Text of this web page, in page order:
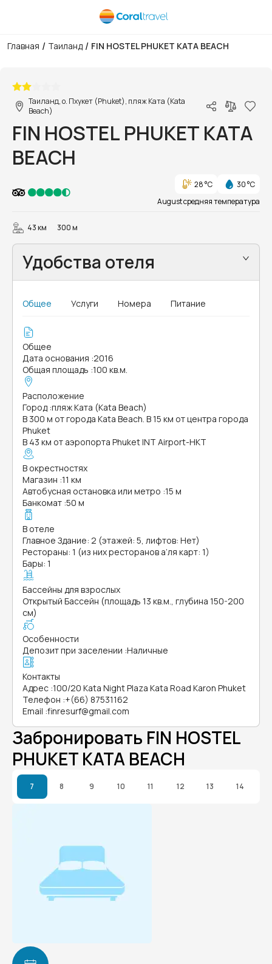
Главная / Таиланд / FIN HOSTEL PHUKET KATA BEACH
Таиланд, о. Пхукет (Phuket), пляж Ката (Kata
Beach)
FIN HOSTEL PHUKET KATA
BEACH
28 °C
30 °C
August средняя температура
43 км 300 м
Удобства отеля
Общее Услуги Номера Питание
Общее
Дата основания :2016
Общая площадь :100 кв.м.
Расположение
Город :пляж Ката (Kata Beach)
В 300 м от города Kata Beach. В 15 км от центра города
Phuket
В 43 км от аэропорта Phuket INT Airport-HKT
В окрестностях
Магазин :11 км
Автобусная остановка или метро :15 м
Банкомат :50 м
В отеле
Главное Здание: 2 (этажей: 5, лифтов: Нет)
Рестораны: 1 (из них ресторанов а’ля карт: 1)
Бары: 1
Бассейны для взрослых
Открытый Бассейн (площадь 13 кв.м., глубина 150-200
см)
Особенности
Депозит при заселении :Наличные
Контакты
Адрес :100/20 Kata Night Plaza Kata Road Karon Phuket
Телефон :+(66) 87531162
Email :finresurf@gmail.com
Забронировать FIN HOSTEL
PHUKET KATA BEACH
7 8 9 10 11 12 13 14